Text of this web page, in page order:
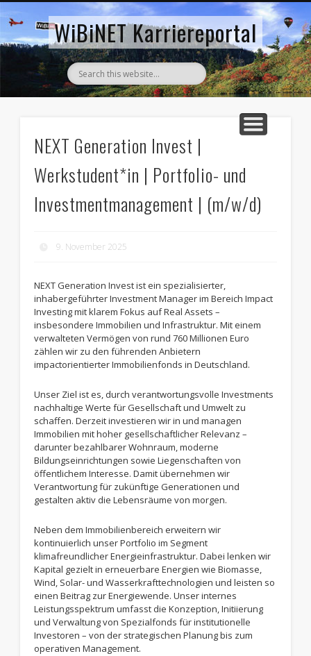
WiBiNET Karriereportal
AKTUELLE STELLENANZEIGEN
ZURÜCK ZUM WIBINET
NEXT Generation Invest |
Werkstudent*in | Portfolio- und
Investmentmanagement | (m/w/d)
9. November 2025
NEXT Generation Invest ist ein spezialisierter,
inhabergeführter Investment Manager im Bereich Impact
Investing mit klarem Fokus auf Real Assets –
insbesondere Immobilien und Infrastruktur. Mit einem
verwalteten Vermögen von rund 760 Millionen Euro
zählen wir zu den führenden Anbietern
impactorientierter Immobilienfonds in Deutschland.
Unser Ziel ist es, durch verantwortungsvolle Investments
nachhaltige Werte für Gesellschaft und Umwelt zu
schaffen. Derzeit investieren wir in und managen
Immobilien mit hoher gesellschaftlicher Relevanz –
darunter bezahlbarer Wohnraum, moderne
Bildungseinrichtungen sowie Liegenschaften von
öffentlichem Interesse. Damit übernehmen wir
Verantwortung für zukünftige Generationen und
gestalten aktiv die Lebensräume von morgen.
Neben dem Immobilienbereich erweitern wir
kontinuierlich unser Portfolio im Segment
klimafreundlicher Energieinfrastruktur. Dabei lenken wir
Kapital gezielt in erneuerbare Energien wie Biomasse,
Wind, Solar- und Wasserkrafttechnologien und leisten so
einen Beitrag zur Energiewende. Unser internes
Leistungsspektrum umfasst die Konzeption, Initiierung
und Verwaltung von Spezialfonds für institutionelle
Investoren – von der strategischen Planung bis zum
operativen Management.